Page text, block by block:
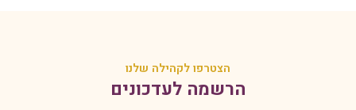
הצטרפו לקהילה שלנו
הרשמה לעדכונים